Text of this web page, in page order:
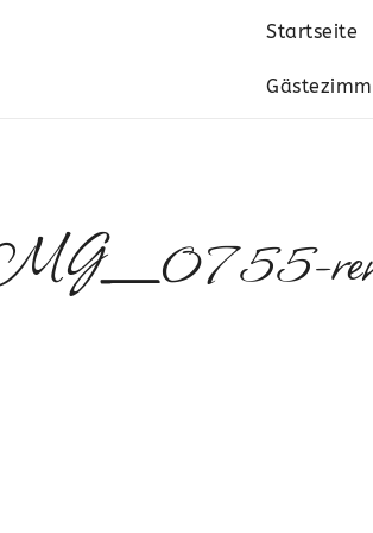
Startseite